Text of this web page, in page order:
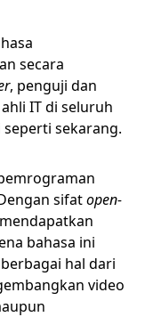
secara
, penguji dan
IT di seluruh
sekarang.
sifatopen-
bahasa ini
hal dari
video